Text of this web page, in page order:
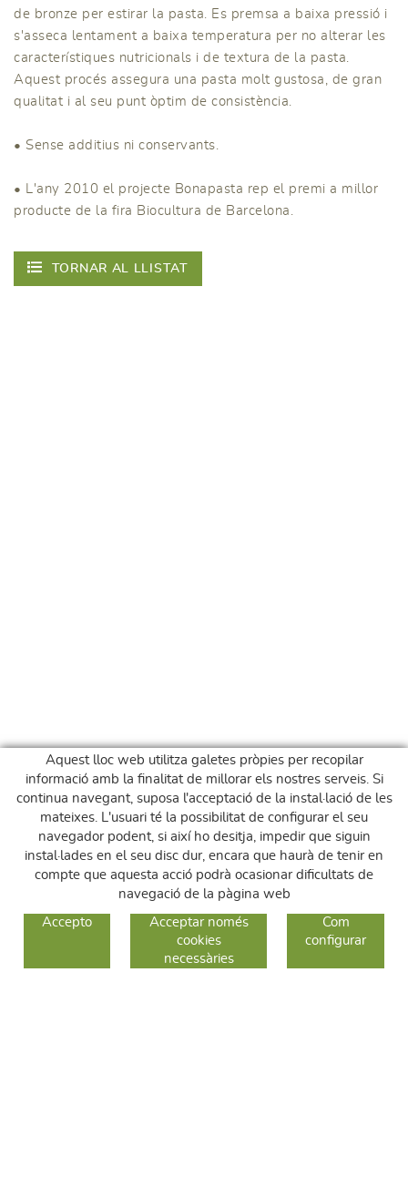
de bronze per estirar la pasta. Es premsa a baixa pressió i
s'asseca lentament a baixa temperatura per no alterar les
característiques nutricionals i de textura de la pasta.
Aquest procés assegura una pasta molt gustosa, de gran
qualitat i al seu punt òptim de consistència.
• Sense additius ni conservants.
• L'any 2010 el projecte Bonapasta rep el premi a millor
producte de la fira Biocultura de Barcelona.
TORNAR AL LLISTAT
Aquest lloc web utilitza galetes pròpies per recopilar
informació amb la finalitat de millorar els nostres serveis. Si
continua navegant, suposa l'acceptació de la instal·lació de les
mateixes. L'usuari té la possibilitat de configurar el seu
navegador podent, si així ho desitja, impedir que siguin
instal·lades en el seu disc dur, encara que haurà de tenir en
compte que aquesta acció podrà ocasionar dificultats de
navegació de la pàgina web
Accepto
Acceptar només
cookies
necessàries
Com
configurar